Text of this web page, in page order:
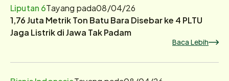
Liputan 6Tayang pada08/04/26
1,76 Juta Metrik Ton Batu Bara Disebar ke 4 PLTU
Jaga Listrik di Jawa Tak Padam
Baca Lebih